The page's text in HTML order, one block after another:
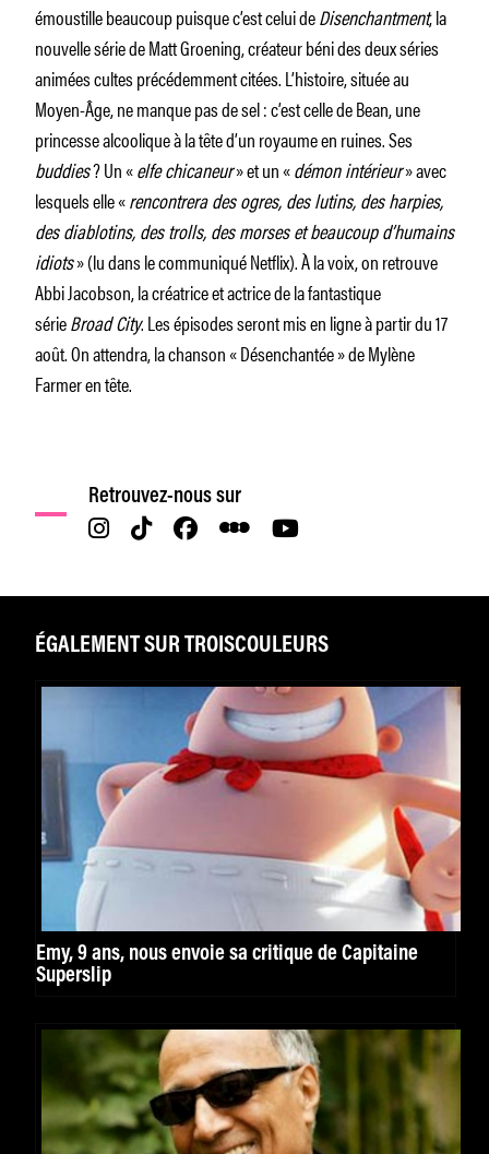
émoustille beaucoup puisque c’est celui deDisenchantment, la
nouvelle série de Matt Groening, créateur béni des deux séries
animées cultes précédemment citées. L’histoire, située au
Moyen-Âge, ne manque pas de sel : c’est celle de Bean, une
princesse alcoolique à la tête d’un royaume en ruines. Ses
buddies? Un «elfe chicaneur» et un «démon intérieur» avec
lesquels elle «rencontrera des ogres, des lutins, des harpies,
des diablotins, des trolls, des morses et beaucoup d’humains
idiots» (lu dans le communiqué Netflix). À la voix, on retrouve
Abbi Jacobson, la créatrice et actrice de la fantastique
sérieBroad City. Les épisodes seront mis en ligne à partir du 17
août. On attendra, la chanson « Désenchantée » de Mylène
Farmer en tête.
Retrouvez-nous sur
ÉGALEMENT SUR TROISCOULEURS
Emy, 9 ans, nous envoie sa critique de Capitaine
Superslip